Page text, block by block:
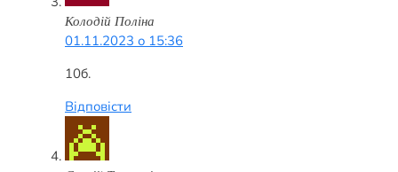
Колодій Поліна
01.11.2023 о 15:36
10б.
Відповісти